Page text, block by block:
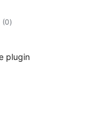
(0vlerësime
gjithsej
)
plugin